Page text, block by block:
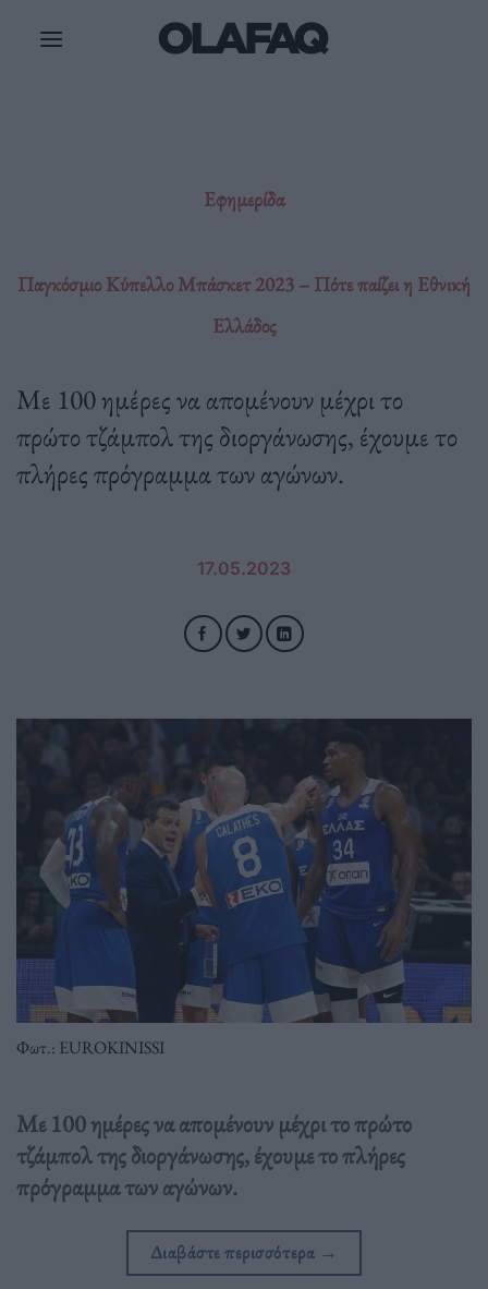
Εφημερίδα
Παγκόσμιο Κύπελλο Μπάσκετ 2023 – Πότε παίζει η Εθνική
Ελλάδος
Με 100 ημέρες να απομένουν μέχρι το
πρώτο τζάμπολ της διοργάνωσης, έχουμε το
πλήρες πρόγραμμα των αγώνων.
17.05.2023
Φωτ.: EUROKINISSI
Με 100 ημέρες να απομένουν μέχρι το πρώτο
τζάμπολ της διοργάνωσης, έχουμε το πλήρες
πρόγραμμα των αγώνων.
Διαβάστε περισσότερα →